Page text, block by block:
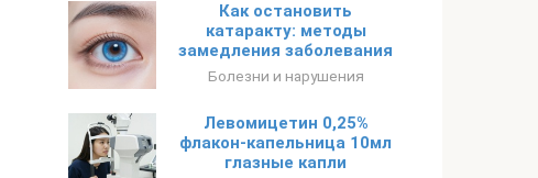
Как остановить
катаракту: методы
замедления заболевания
Болезни и нарушения
Левомицетин 0,25%
флакон-капельница 10мл
глазные капли